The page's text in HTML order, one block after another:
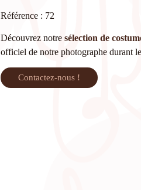
Référence : 72
Découvrez notre sélection de
officiel de notre photographe durant
Contactez-nous !